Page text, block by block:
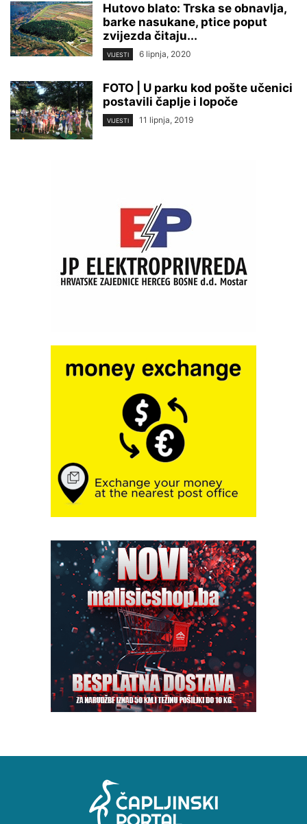
Hutovo blato: Trska se obnavlja,
barke nasukane, ptice poput
zvijezda čitaju...
VIJESTI 6 lipnja, 2020
FOTO | U parku kod pošte učenici
postavili čaplje i lopoče
VIJESTI 11 lipnja, 2019